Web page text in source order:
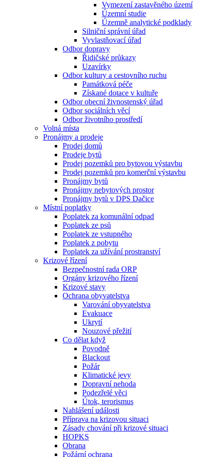
Vymezení zastavěného území
Územní studie
Územně analytické podklady
Silniční správní úřad
Vyvlastňovací úřad
Odbor dopravy
Řidičské průkazy
Uzavírky
Odbor kultury a cestovního ruchu
Památková péče
Získané dotace v kultuře
Odbor obecní živnostenský úřad
Odbor sociálních věcí
Odbor životního prostředí
Volná místa
Pronájmy a prodeje
Prodej domů
Prodeje bytů
Prodej pozemků pro bytovou výstavbu
Prodej pozemků pro komerční výstavbu
Pronájmy bytů
Pronájmy nebytových prostor
Pronájmy bytů v DPS Dačice
Místní poplatky
Poplatek za komunální odpad
Poplatek ze psů
Poplatek ze vstupného
Poplatek z pobytu
Poplatek za užívání prostranství
Krizové řízení
Bezpečnostní rada ORP
Orgány krizového řízení
Krizové stavy
Ochrana obyvatelstva
Varování obyvatelstva
Evakuace
Ukrytí
Nouzové přežití
Co dělat když
Povodně
Blackout
Požár
Klimatické jevy
Dopravní nehoda
Podezřelé věci
Útok, terorismus
Nahlášení události
Příprava na krizovou situaci
Zásady chování při krizové situaci
HOPKS
Obrana
Požární ochrana